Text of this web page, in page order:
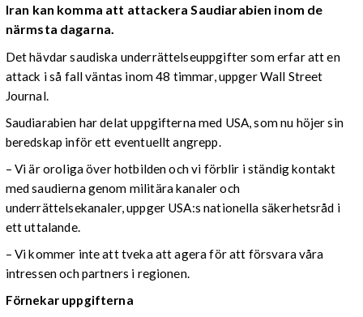
Iran kan komma att attackera Saudiarabien inom de
närmsta dagarna.
Det hävdar saudiska underrättelseuppgifter som erfar att en
attack i så fall väntas inom 48 timmar, uppger Wall Street
Journal.
Saudiarabien har delat uppgifterna med USA, som nu höjer sin
beredskap inför ett eventuellt angrepp.
– Vi är oroliga över hotbilden och vi förblir i ständig kontakt
med saudierna genom militära kanaler och
underrättelsekanaler, uppger USA:s nationella säkerhetsråd i
ett uttalande.
– Vi kommer inte att tveka att agera för att försvara våra
intressen och partners i regionen.
Förnekar uppgifterna